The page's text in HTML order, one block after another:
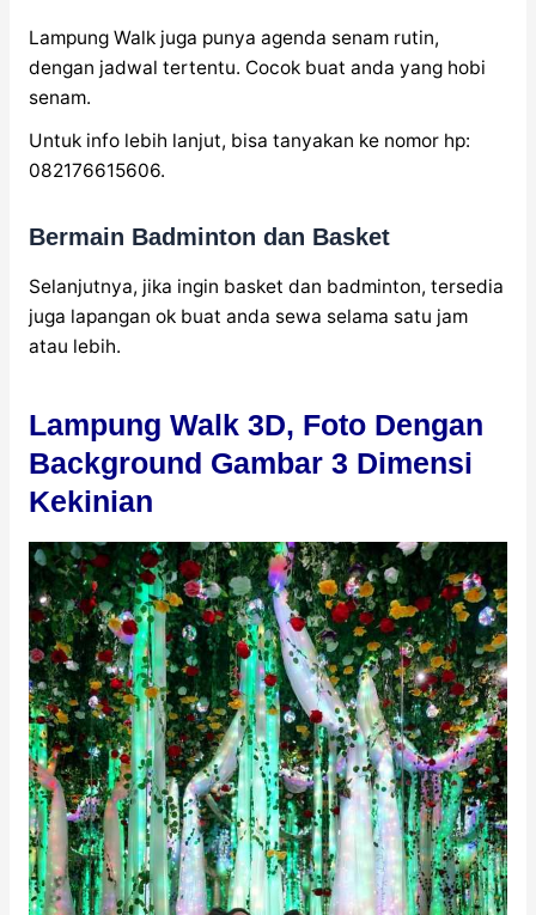
Lampung Walk juga punya agenda senam rutin,
dengan jadwal tertentu. Cocok buat anda yang hobi
senam.
Untuk info lebih lanjut, bisa tanyakan ke nomor hp:
082176615606.
Bermain Badminton dan Basket
Selanjutnya, jika ingin basket dan badminton, tersedia
juga lapangan ok buat anda sewa selama satu jam
atau lebih.
Lampung Walk 3D, Foto Dengan
Background Gambar 3 Dimensi
Kekinian